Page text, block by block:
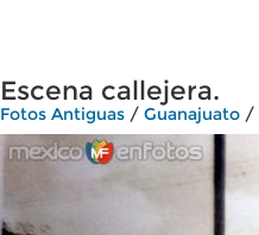
Escena callejera.
Fotos Antiguas / Guanajuato /